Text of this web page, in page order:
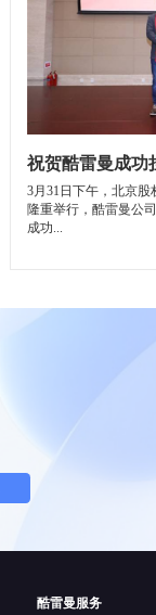
祝贺酷雷曼成功
3月31日下午，北京
隆重举行，酷雷曼公
成功...
酷雷曼服务